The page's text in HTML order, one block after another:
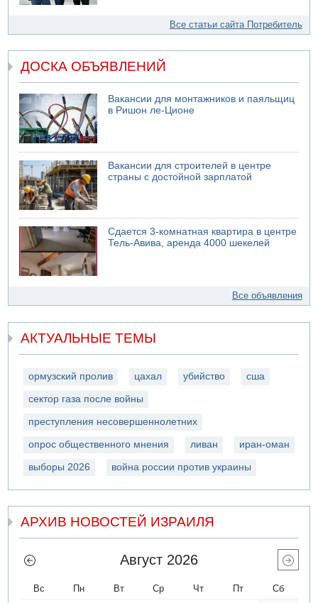
Все статьи сайта Потребитель
ДОСКА ОБЪЯВЛЕНИЙ
Вакансии для монтажников и паяльщиц
в Ришон ле-Ционе
Вакансии для строителей в центре
страны с достойной зарплатой
Сдается 3-комнатная квартира в центре
Тель-Авива, аренда 4000 шекелей
Все объявления
АКТУАЛЬНЫЕ ТЕМЫ
ормузский пролив цахал убийство сша
сектор газа после войны
преступления несовершеннолетних
опрос общественного мнения ливан иран-оман
выборы 2026 война россии против украины
АРХИВ НОВОСТЕЙ ИЗРАИЛЯ
Август 2026
Вс Пн Вт Ср Чт Пт Сб